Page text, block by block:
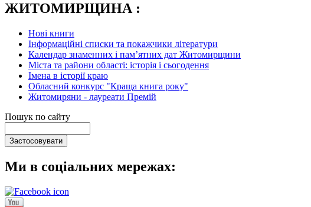
ЖИТОМИРЩИНА :
Нові книги
Інформаційні списки та покажчики літератури
Календар знаменних і пам’ятних дат Житомирщини
Міста та райони області: історія і сьогодення
Імена в історії краю
Обласний конкурс "Краща книга року"
Житомиряни - лауреати Премій
Пошук по сайту
Ми в соціальних мережах: